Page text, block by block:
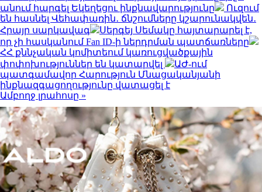
անում հարգել Եկեղեցու ինքնավարությունը
Ուզում
են հասնել Վեհափառին․ ճնշումները կշարունակվեն․
Հրայր սարկավագ
Սերգեյ Սեմակը հայտարարել է,
որ չի հասկանում Fan ID-ի ներդրման պատճառները
ՀՀ քննչական կոմիտեում կառուցվածքային
փոփոխություններ են կատարվել
ԱԺ-ում
պատգամավոր Հարություն Մնացականյանի
ինքնազգացողությունը վատացել է
Ամբողջ լրահոսը »